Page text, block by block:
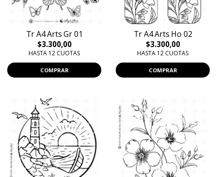
Tr A4 Arts Gr 01
$3.300,00
HASTA 12 CUOTAS
COMPRAR
Tr A4 Arts Ho 02
$3.300,00
HASTA 12 CUOTAS
COMPRAR